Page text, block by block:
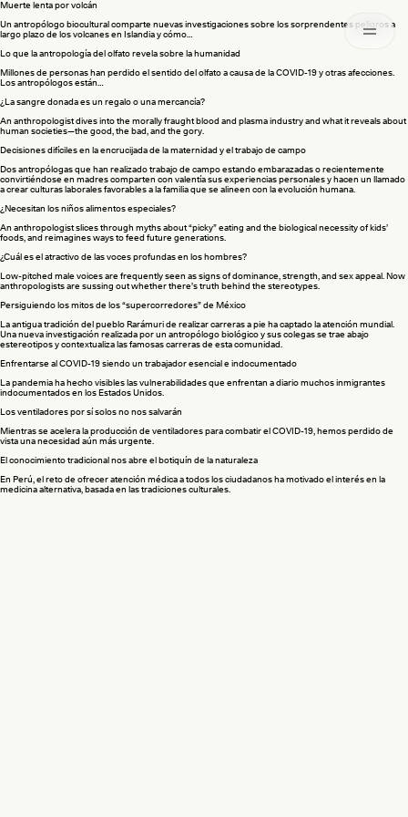
Muerte lenta por volcán
Un antropólogo biocultural comparte nuevas investigaciones sobre los sorprendentes peligros a
largo plazo de los volcanes en Islandia y cómo…
Lo que la antropología del olfato revela sobre la humanidad
Millones de personas han perdido el sentido del olfato a causa de la COVID-19 y otras afecciones.
Los antropólogos están…
¿La sangre donada es un regalo o una mercancía?
An anthropologist dives into the morally fraught blood and plasma industry and what it reveals about
human societies—the good, the bad, and the gory.
Decisiones difíciles en la encrucijada de la maternidad y el trabajo de campo
Dos antropólogas que han realizado trabajo de campo estando embarazadas o recientemente
convirtiéndose en madres comparten con valentía sus experiencias personales y hacen un llamado
a crear culturas laborales favorables a la familia que se alineen con la evolución humana.
¿Necesitan los niños alimentos especiales?
An anthropologist slices through myths about “picky” eating and the biological necessity of kids’
foods, and reimagines ways to feed future generations.
¿Cuál es el atractivo de las voces profundas en los hombres?
Low-pitched male voices are frequently seen as signs of dominance, strength, and sex appeal. Now
anthropologists are sussing out whether there’s truth behind the stereotypes.
Persiguiendo los mitos de los “supercorredores” de México
La antigua tradición del pueblo Rarámuri de realizar carreras a pie ha captado la atención mundial.
Una nueva investigación realizada por un antropólogo biológico y sus colegas se trae abajo
estereotipos y contextualiza las famosas carreras de esta comunidad.
Enfrentarse al COVID-19 siendo un trabajador esencial e indocumentado
La pandemia ha hecho visibles las vulnerabilidades que enfrentan a diario muchos inmigrantes
indocumentados en los Estados Unidos.
Los ventiladores por sí solos no nos salvarán
Mientras se acelera la producción de ventiladores para combatir el COVID-19, hemos perdido de
vista una necesidad aún más urgente.
El conocimiento tradicional nos abre el botiquín de la naturaleza
En Perú, el reto de ofrecer atención médica a todos los ciudadanos ha motivado el interés en la
medicina alternativa, basada en las tradiciones culturales.